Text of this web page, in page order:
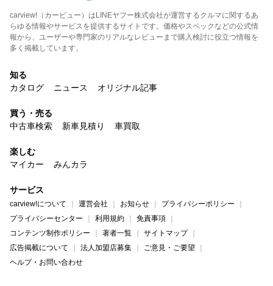
carview!（カービュー）はLINEヤフー株式会社が運営するクルマに関するあ
らゆる情報やサービスを提供するサイトです。価格やスペックなどの公式情
報から、ユーザーや専門家のリアルなレビューまで購入検討に役立つ情報を
多く掲載しています。
知る
カタログ
ニュース オリジナル記事
買う・売る
中古車検索
新車見積り 車買取
楽しむ
マイカー
みんカラ
サービス
carview!について 運営会社 お知らせ
プライバシーポリシー
プライバシーセンター
利用規約
免責事項
コンテンツ制作ポリシー
著者一覧
サイトマップ
広告掲載について
法人加盟店募集
ご意見・ご要望
ヘルプ・お問い合わせ